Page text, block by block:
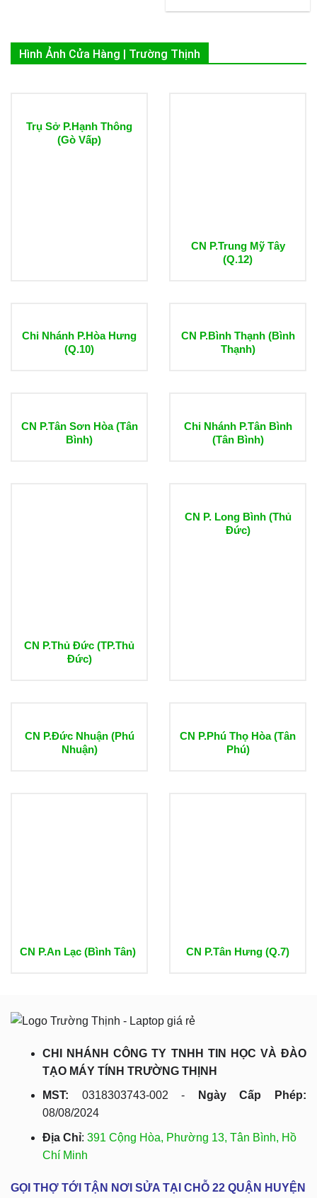
Hình Ảnh Cửa Hàng | Trường Thịnh
Trụ Sở P.Hạnh Thông
(Gò Vấp)
CN P.Trung Mỹ Tây
(Q.12)
Chi Nhánh P.Hòa Hưng
(Q.10)
CN P.Bình Thạnh (Bình
Thạnh)
CN P.Tân Sơn Hòa (Tân
Bình)
Chi Nhánh P.Tân Bình
(Tân Bình)
CN P.Thủ Đức (TP.Thủ
Đức)
CN P. Long Bình (Thủ
Đức)
CN P.Đức Nhuận (Phú
Nhuận)
CN P.Phú Thọ Hòa (Tân
Phú)
CN P.An Lạc (Bình Tân) CN P.Tân Hưng (Q.7)
CHI NHÁNH CÔNG TY TNHH TIN HỌC VÀ ĐÀO
TẠO MÁY TÍNH TRƯỜNG THỊNH
MST: 0318303743-002 -
Ngày Cấp Phép:
08/08/2024
Địa Chỉ: 391 Cộng Hòa, Phường 13, Tân Bình, Hồ
Chí Minh
GỌI THỢ TỚI TẬN NƠI SỬA TẠI CHỖ 22 QUẬN HUYỆN